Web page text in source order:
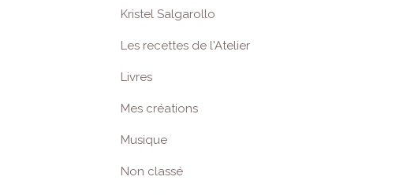
Kristel Salgarollo
Les recettes de l'Atelier
Livres
Mes créations
Musique
Non classé